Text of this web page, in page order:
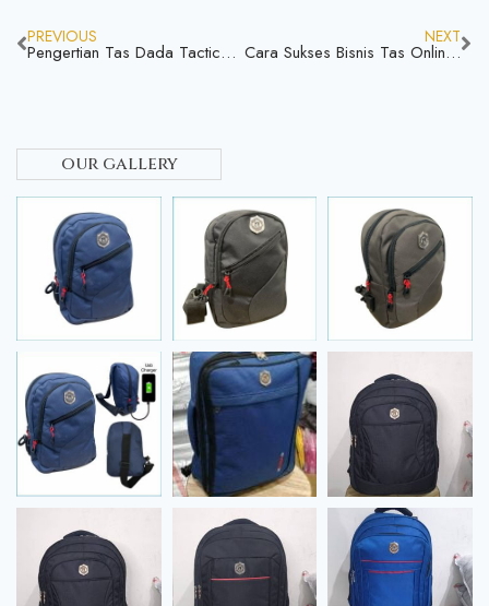
PREVIOUS
Pengertian Tas Dada Tactical, Apa Aja Keunggulanya Yuk Simak
NEXT
Cara Sukses Bisnis Tas Online, Yuk Coba & Rasakan Keuntungannya
our gallery